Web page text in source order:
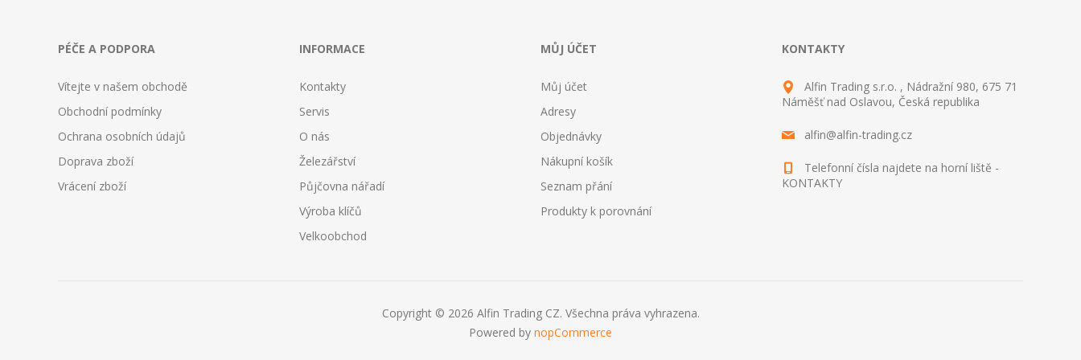
PÉČE A PODPORA
Vítejte v našem obchodě
Obchodní podmínky
Ochrana osobních údajů
Doprava zboží
Vrácení zboží
INFORMACE
Kontakty
Servis
O nás
Železářství
Půjčovna nářadí
Výroba klíčů
Velkoobchod
MŮJ ÚČET
Můj účet
Adresy
Objednávky
Nákupní košík
Seznam přání
Produkty k porovnání
KONTAKTY
Alfin Trading s.r.o. , Nádražní 980, 675 71
Náměšť nad Oslavou, Česká republika
alfin@alfin-trading.cz
Telefonní čísla najdete na horní liště -
KONTAKTY
Copyright © 2026 Alfin Trading CZ. Všechna práva vyhrazena.
Powered by nopCommerce